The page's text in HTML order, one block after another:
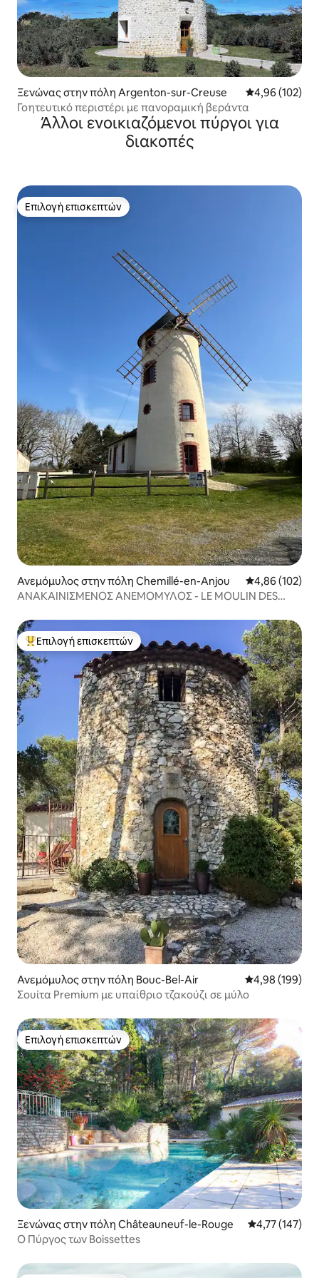
Ξενώνας στην πόλη Argenton-sur-Creuse Μέση
4,96 (102)
Γοητευτικό περιστέρι με πανοραμική βεράντα
Άλλοι ενοικιαζόμενοι πύργοι για
διακοπές
Επιλογή επισκεπτών
Επιλογή επισκεπτών
Ανεμόμυλος στην πόλη Chemillé-en-Anjou Μέση
4,86 (102)
ΑΝΑΚΑΙΝΙΣΜΕΝΟΣ ΑΝΕΜΟΜΥΛΟΣ - LE MOULIN DES
Κορυφαία επιλογή επισκεπτών
Επιλογή επισκεπτών
Ανεμόμυλος στην πόλη Bouc-Bel-Air Μέση
4,98 (199)
Σουίτα Premium με υπαίθριο τζακούζι σε μύλο
Επιλογή επισκεπτών
Επιλογή επισκεπτών
Ξενώνας στην πόλη Châteauneuf-le-Rouge Μέση
4,77 (147)
Ο Πύργος των Boissettes